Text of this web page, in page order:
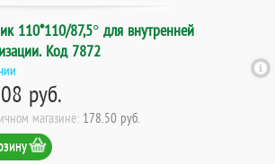
110*110/87,5° для внутренней
Код 7872
руб.
магазине: 178.50 руб.